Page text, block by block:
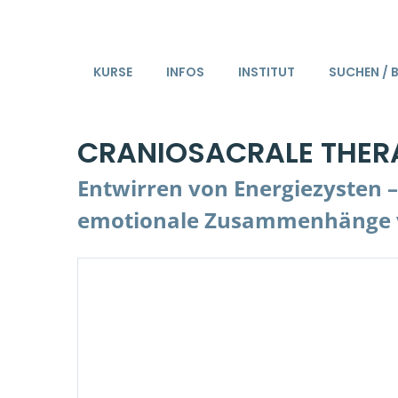
KURSE INFOS INSTITUT SUCHEN /
CRANIOSACRALE
Entwirren von Energiezysten
emotionale